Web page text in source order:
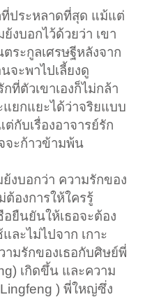
ที่ประหลาดที่สุด แม้แต่
งบอกไว้ด้วยว่า เขา
ระกูลเศรษฐีหลังจาก
จะพาไปเลี้ยงดู
ที่ตัวเขาเองก็ไม่กล้า
แยกแยะได้ว่าจริยแบบ
กับเรื่องอาจารย์รัก
จะก้าวข้ามพ้น
งบอกว่า ความรักของ
ต้องการให้ใครรู้
อยืนยันให้เธอจะต้อง
ละไม่ไปจาก เกาะ
มรักของเธอกับศิษย์พี่
เกิดขึ้น และความ
Lingfeng ) พี่ใหญ่ซึ่ง